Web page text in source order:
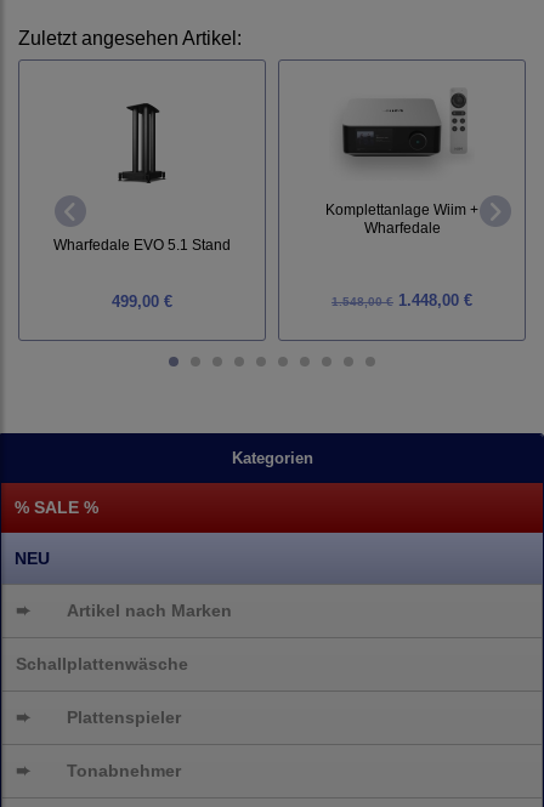
Kategorien
% SALE %
NEU
➨ Artikel nach Marken
Schallplattenwäsche
➨ Plattenspieler
➨ Tonabnehmer
Zuletzt angesehen Artikel:
Wharfedale EVO 5.1 Stand
499,00 €
Komplettanlage Wiim +
Wharfedale
1.548,00 € 1.448,00 €